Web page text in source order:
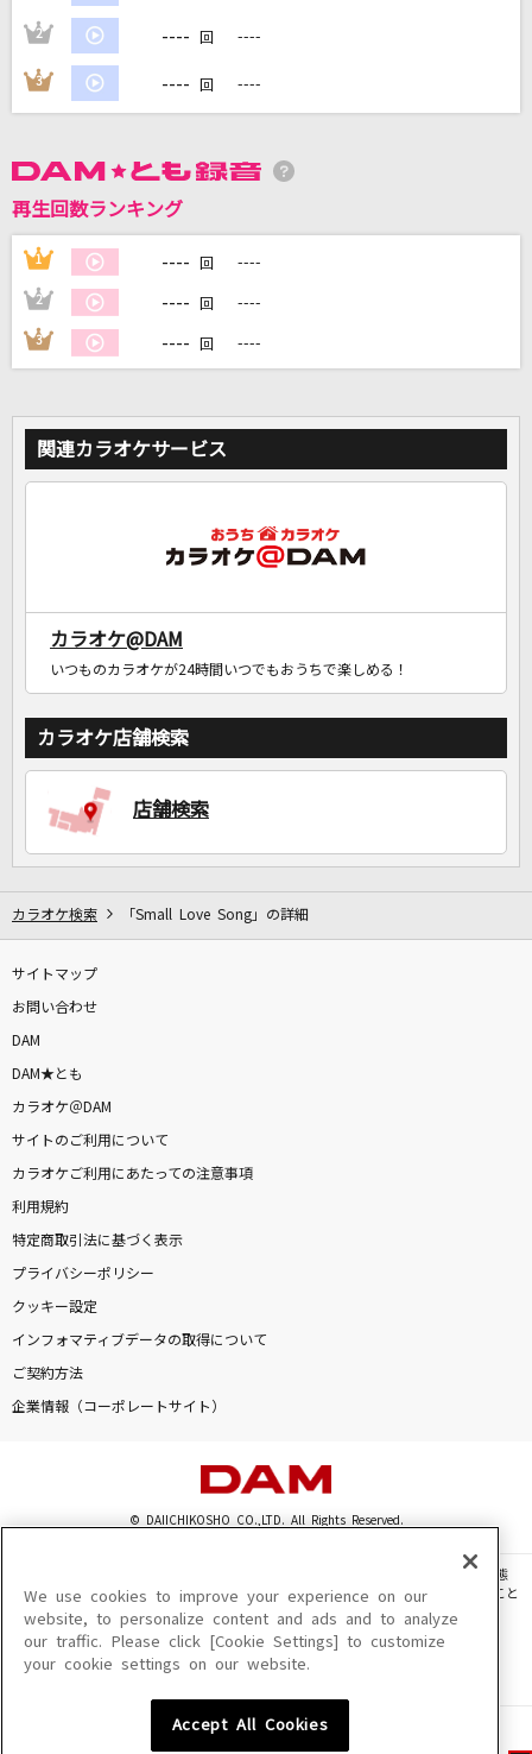
カラオケ最新情報をチェック！
2 ---- 回 ----
3 ---- 回 ----
再生回数ランキング
1 ---- 回 ----
2 ---- 回 ----
3 ---- 回 ----
関連カラオケサービス
カラオケ@DAM
いつものカラオケが24時間いつでもおうちで楽しめる！
カラオケ店舗検索
店舗検索
カラオケ検索 「Small Love Song」の詳細
サイトマップ
お問い合わせ
DAM
DAM★とも
カラオケ＠DAM
サイトのご利用について
カラオケご利用にあたっての注意事項
利用規約
特定商取引法に基づく表示
プライバシーポリシー
クッキー設定
インフォマティブデータの取得について
ご契約方法
企業情報（コーポレートサイト）
© DAIICHIKOSHO CO.,LTD. All Rights Reserved.
このサイトに掲載されている一切の文章・画像・写真・動画・音声等を、手段や形態
を問わず、著作権法の定める範囲を超えて無断で複製、転載、ファイル化などすること
を禁じます。
楽曲及びコンテンツは、機種によりご利用いただけない場合があります。
楽曲及びコンテンツの配信日、配信内容が変更になる場合があります。
We use cookies to improve your experience on our
website, to personalize content and ads and to analyze
our traffic. Please click [Cookie Settings] to customize
your cookie settings on our website.
Accept All Cookies